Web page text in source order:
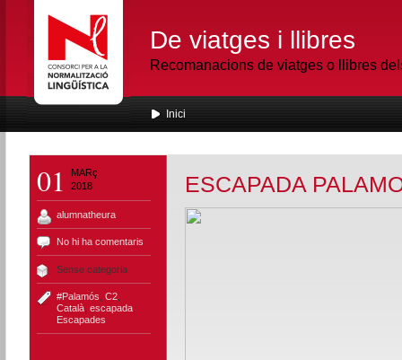
De viatges i llibres
Recomanacions de viatges o llibres
Inici
01
MARç
2018
alumnatheura
No hi ha comentaris
Sense categoria
#Palamós C2,
Català, escapada,
Escapades
ESCAPADA